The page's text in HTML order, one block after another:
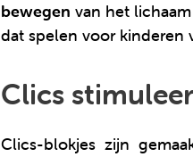
bewegen van het
dat spelen voor kinderen
Clics
Clics-blokjes zijn